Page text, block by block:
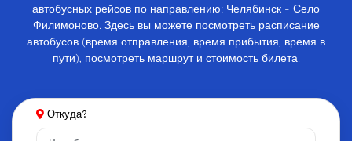
автобусных рейсов по направлению: Челябинск - Село
Филимоново. Здесь вы можете посмотреть расписание
автобусов (время отправления, время прибытия, время в
пути), посмотреть маршрут и стоимость билета.
Откуда?